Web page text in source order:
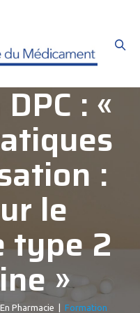
: «
:
le
type 2
»
Pharmacie
Formation